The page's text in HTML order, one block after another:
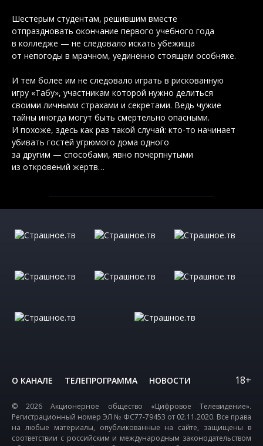
Шестерым студентам, решившим вместе
отпраздновать окончание первого учебного года
в колледже — не следовало искать убежища
от непогоды в мрачном, уединенно стоящем особняке.
И тем более им не следовало играть в рискованную
игру «Табу», участникам которой нужно делиться
своими личными страхами и секретами. Ведь чужие
тайны иногда могут быть смертельно опасными.
И похоже, здесь как раз такой случай: кто-то начинает
убивать гостей угрюмого дома одного
за другим — способами, явно почерпнутыми
из откровений жертв…
О КАНАЛЕ ТЕЛЕПРОГРАММА НОВОСТИ 18+
© 2026 Акционерное общество «Цифровое Телевидение».
Регистрационный номер ЭЛ № ФС77-79453 от 02.11.2020. Все права
на любые материалы, опубликованные на сайте, защищены в
соответствии с российским и международным законодательством